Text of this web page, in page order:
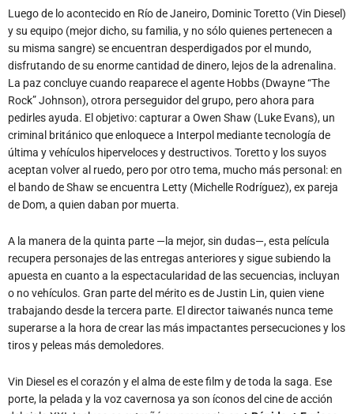
Luego de lo acontecido en Río de Janeiro, Dominic Toretto (Vin Diesel)
y su equipo (mejor dicho, su familia, y no sólo quienes pertenecen a
su misma sangre) se encuentran desperdigados por el mundo,
disfrutando de su enorme cantidad de dinero, lejos de la adrenalina.
La paz concluye cuando reaparece el agente Hobbs (Dwayne “The
Rock” Johnson), otrora perseguidor del grupo, pero ahora para
pedirles ayuda. El objetivo: capturar a Owen Shaw (Luke Evans), un
criminal británico que enloquece a Interpol mediante tecnología de
última y vehículos hiperveloces y destructivos. Toretto y los suyos
aceptan volver al ruedo, pero por otro tema, mucho más personal: en
el bando de Shaw se encuentra Letty (Michelle Rodríguez), ex pareja
de Dom, a quien daban por muerta.
A la manera de la quinta parte —la mejor, sin dudas—, esta película
recupera personajes de las entregas anteriores y sigue subiendo la
apuesta en cuanto a la espectacularidad de las secuencias, incluyan
o no vehículos. Gran parte del mérito es de Justin Lin, quien viene
trabajando desde la tercera parte. El director taiwanés nunca teme
superarse a la hora de crear las más impactantes persecuciones y los
tiros y peleas más demoledores.
Vin Diesel es el corazón y el alma de este film y de toda la saga. Ese
porte, la pelada y la voz cavernosa ya son íconos del cine de acción